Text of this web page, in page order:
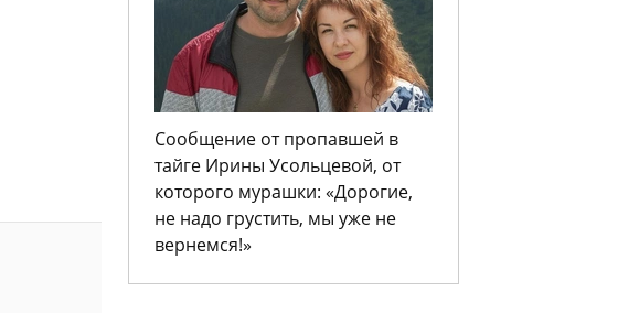
Сообщение от пропавшей в
тайге Ирины Усольцевой, от
которого мурашки: «Дорогие,
не надо грустить, мы уже не
вернемся!»